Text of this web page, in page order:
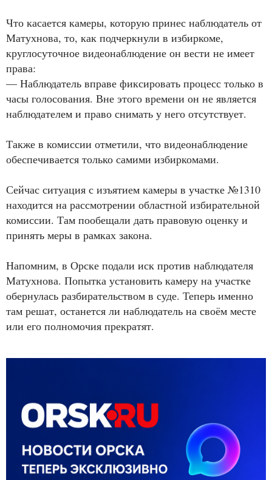
Что касается камеры, которую принес наблюдатель от
Матухнова, то, как подчеркнули в избиркоме,
круглосуточное видеонаблюдение он вести не имеет
права:
— Наблюдатель вправе фиксировать процесс только в
часы голосования. Вне этого времени он не является
наблюдателем и право снимать у него отсутствует.
Также в комиссии отметили, что видеонаблюдение
обеспечивается только самими избиркомами.
Сейчас ситуация с изъятием камеры в участке №1310
находится на рассмотрении областной избирательной
комиссии. Там пообещали дать правовую оценку и
принять меры в рамках закона.
Напомним, в Орске подали иск против наблюдателя
Матухнова. Попытка установить камеру на участке
обернулась разбирательством в суде. Теперь именно
там решат, останется ли наблюдатель на своём месте
или его полномочия прекратят.